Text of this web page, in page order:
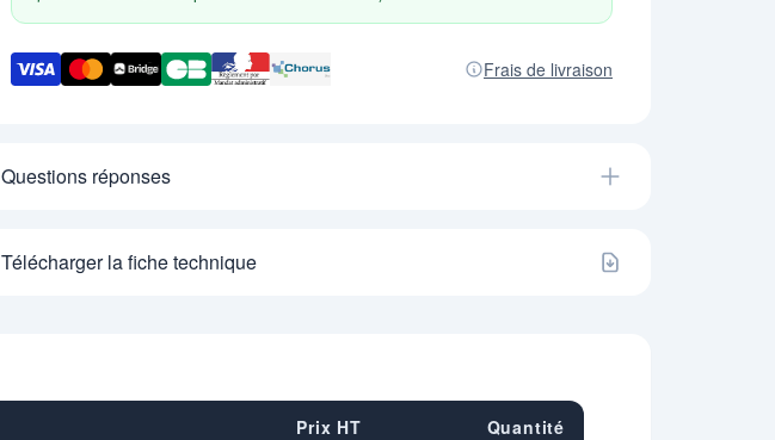
Frais de livraison
Questions réponses
Télécharger la fiche technique
Prix HT Quantité